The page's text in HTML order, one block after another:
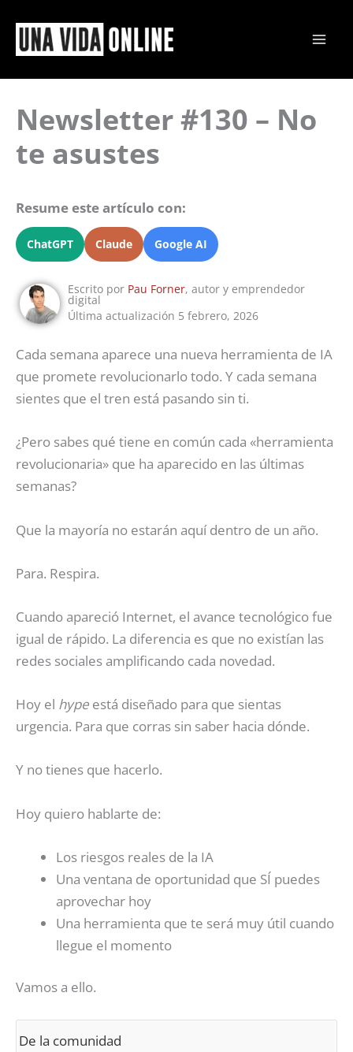
contenido
Newsletter #130 – No
te asustes
Resume este artículo con:
ChatGPT Claude Google AI
Escrito por Pau Forner, autor y emprendedor
digital
Última actualización 5 febrero, 2026
Cada semana aparece una nueva herramienta de IA
que promete revolucionarlo todo. Y cada semana
sientes que el tren está pasando sin ti.
¿Pero sabes qué tiene en común cada «herramienta
revolucionaria» que ha aparecido en las últimas
semanas?
Que la mayoría no estarán aquí dentro de un año.
Para. Respira.
Cuando apareció Internet, el avance tecnológico fue
igual de rápido. La diferencia es que no existían las
redes sociales amplificando cada novedad.
Hoy el hype está diseñado para que sientas
urgencia. Para que corras sin saber hacia dónde.
Y no tienes que hacerlo.
Hoy quiero hablarte de:
Los riesgos reales de la IA
Una ventana de oportunidad que SÍ puedes
aprovechar hoy
Una herramienta que te será muy útil cuando
llegue el momento
Vamos a ello.
De la comunidad